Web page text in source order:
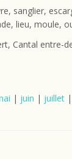
sanglier,
lieu, moule,
Cantal entre-
| juin | juillet |